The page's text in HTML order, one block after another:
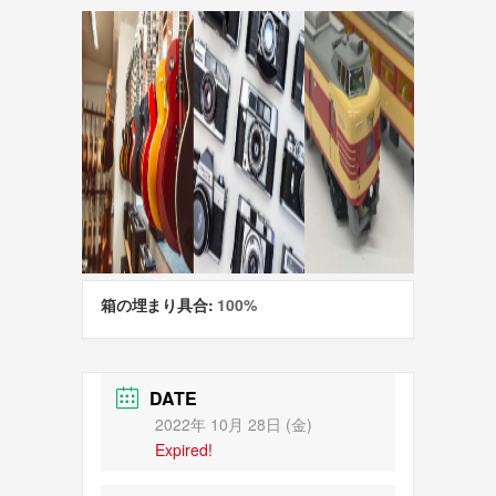
箱の埋まり具合: 100%
DATE
2022年 10月 28日 (金)
Expired!